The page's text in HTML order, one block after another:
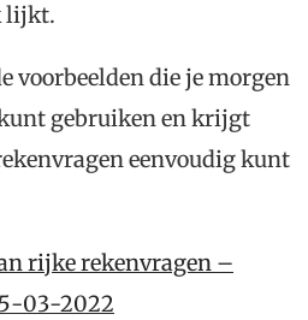
lijkt.
voorbeelden die je morgen
gebruiken en krijgt
eenvoudig kunt
rijke rekenvragen –
03-2022